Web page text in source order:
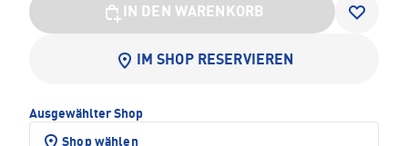
IN DEN WARENKORB
IM SHOP RESERVIEREN
Ausgewählter Shop
Shop wählen